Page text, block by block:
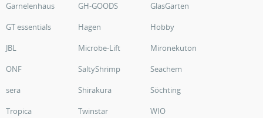
Garnelenhaus
GH-GOODS
GlasGarten
GT essentials
Hagen
Hobby
JBL
Microbe-Lift
Mironekuton
ONF
SaltyShrimp
Seachem
sera
Shirakura
Söchting
Tropica
Twinstar WIO